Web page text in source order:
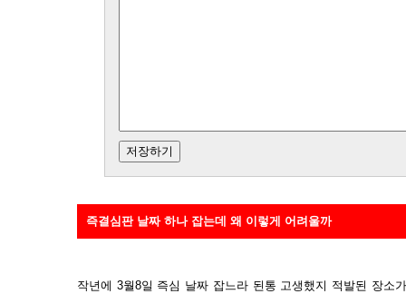
즉결심판 날짜 하나 잡는데 왜 이렇게 어려울까
작년에 3월8일 즉심 날짜 잡느라 된통 고생했지 적발된 장소